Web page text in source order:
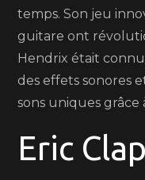
temps. Son jeu
guitare ont
Hendrix était
des effets sonores
sons uniques
Eric